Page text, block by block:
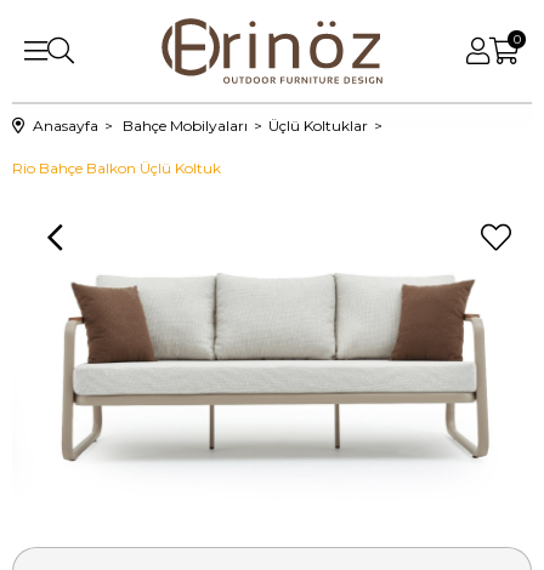
0
Anasayfa Bahçe Mobilyaları Üçlü Koltuklar
Rio Bahçe Balkon Üçlü Koltuk